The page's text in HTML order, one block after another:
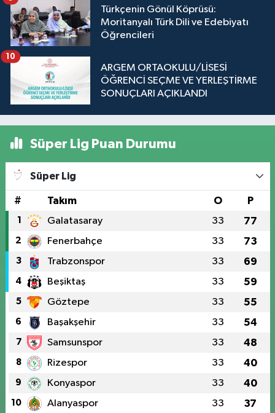
Türkçenin Gönül Köprüsü:
Moritanyalı Türk Dili ve Edebiyatı
Öğrencileri
ARGEM ORTAOKULU/LİSESİ
ÖĞRENCİ SEÇME VE YERLEŞTİRME
SONUÇLARI AÇIKLANDI
10
Süper Lig Puan Durumu
Süper Lig
# Takım O P
1 Galatasaray 33 77
2 Fenerbahçe 33 73
3 Trabzonspor 33 69
4 Beşiktaş 33 59
5 Göztepe 33 55
6 Başakşehir 33 54
7 Samsunspor 33 48
8 Rizespor 33 40
9 Konyaspor 33 40
10 Alanyaspor 33 37